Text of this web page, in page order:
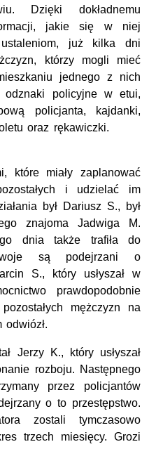
Dzięki dokładnemu
jakie się w niej
już kilka dni
którzy mogli mieć
jednego z nich
odznaki policyjne w etui,
policjanta, kajdanki,
oraz rękawiczki.
które miały zaplanować
i udzielać im
był Dariusz S., był
znajoma Jadwiga M.
dnia także trafiła do
są podejrzani o
S., który usłyszał w
prawdopodobnie
mężczyzn na
Jerzy K., który usłyszał
rozboju. Następnego
przez policjantów
o to przestępstwo.
zostali tymczasowo
trzech miesięcy. Grozi